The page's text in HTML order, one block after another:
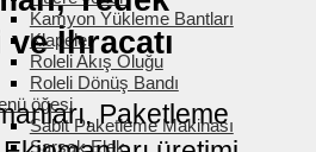
Kamyon Yükleme Bantları
Klapeler
Roleli Akış Oluğu
Roleli Dönüş Bandı
öğesi
Sabit Paketleme Makinası
Sarsak Elek
İhracatı
Paketleme